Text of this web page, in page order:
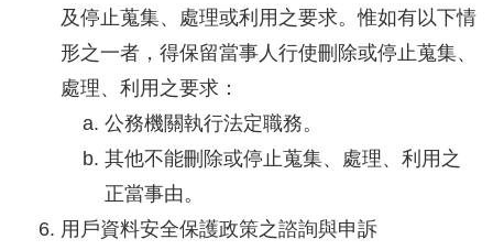
及停止蒐集、處理或利用之要求。惟如有以下情
形之一者，得保留當事人行使刪除或停止蒐集、
處理、利用之要求：
公務機關執行法定職務。
其他不能刪除或停止蒐集、處理、利用之
正當事由。
用戶資料安全保護政策之諮詢與申訴